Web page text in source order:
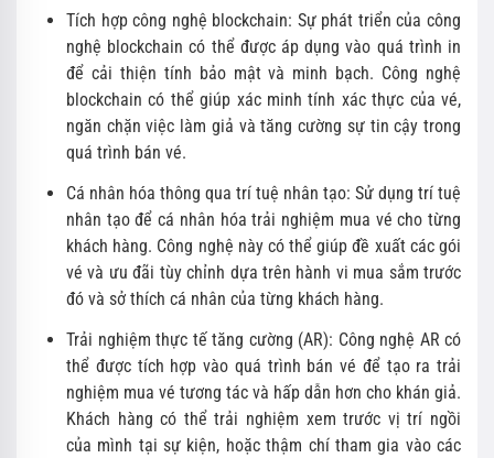
Tích hợp công nghệ blockchain: Sự phát triển của công
nghệ blockchain có thể được áp dụng vào quá trình in
để cải thiện tính bảo mật và minh bạch. Công nghệ
blockchain có thể giúp xác minh tính xác thực của vé,
ngăn chặn việc làm giả và tăng cường sự tin cậy trong
quá trình bán vé.
Cá nhân hóa thông qua trí tuệ nhân tạo: Sử dụng trí tuệ
nhân tạo để cá nhân hóa trải nghiệm mua vé cho từng
khách hàng. Công nghệ này có thể giúp đề xuất các gói
vé và ưu đãi tùy chỉnh dựa trên hành vi mua sắm trước
đó và sở thích cá nhân của từng khách hàng.
Trải nghiệm thực tế tăng cường (AR): Công nghệ AR có
thể được tích hợp vào quá trình bán vé để tạo ra trải
nghiệm mua vé tương tác và hấp dẫn hơn cho khán giả.
Khách hàng có thể trải nghiệm xem trước vị trí ngồi
của mình tại sự kiện, hoặc thậm chí tham gia vào các